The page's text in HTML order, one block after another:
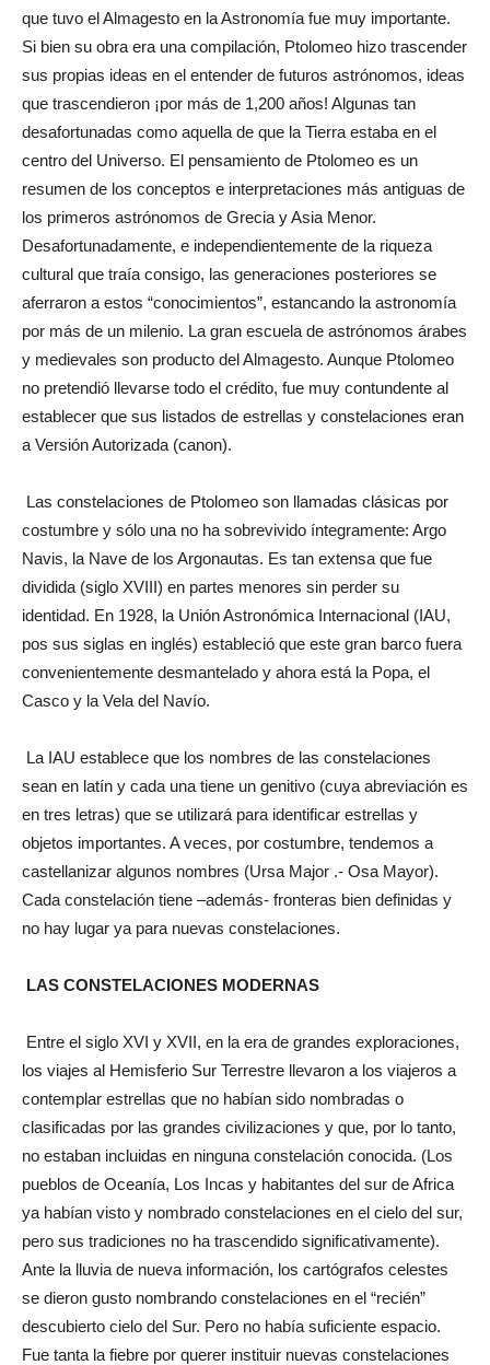
que tuvo el Almagesto en la Astronomía fue muy importante.
Si bien su obra era una compilación, Ptolomeo hizo trascender
sus propias ideas en el entender de futuros astrónomos, ideas
que trascendieron ¡por más de 1,200 años! Algunas tan
desafortunadas como aquella de que la Tierra estaba en el
centro del Universo. El pensamiento de Ptolomeo es un
resumen de los conceptos e interpretaciones más antiguas de
los primeros astrónomos de Grecia y Asia Menor.
Desafortunadamente, e independientemente de la riqueza
cultural que traía consigo, las generaciones posteriores se
aferraron a estos “conocimientos”, estancando la astronomía
por más de un milenio. La gran escuela de astrónomos árabes
y medievales son producto del Almagesto. Aunque Ptolomeo
no pretendió llevarse todo el crédito, fue muy contundente al
establecer que sus listados de estrellas y constelaciones eran
a Versión Autorizada (canon).
Las constelaciones de Ptolomeo son llamadas clásicas por
costumbre y sólo una no ha sobrevivido íntegramente: Argo
Navis, la Nave de los Argonautas. Es tan extensa que fue
dividida (siglo XVIII) en partes menores sin perder su
identidad. En 1928, la Unión Astronómica Internacional (IAU,
pos sus siglas en inglés) estableció que este gran barco fuera
convenientemente desmantelado y ahora está la Popa, el
Casco y la Vela del Navío.
La IAU establece que los nombres de las constelaciones
sean en latín y cada una tiene un genitivo (cuya abreviación es
en tres letras) que se utilizará para identificar estrellas y
objetos importantes. A veces, por costumbre, tendemos a
castellanizar algunos nombres (Ursa Major .- Osa Mayor).
Cada constelación tiene –además- fronteras bien definidas y
no hay lugar ya para nuevas constelaciones.
LAS CONSTELACIONES MODERNAS
Entre el siglo XVI y XVII, en la era de grandes exploraciones,
los viajes al Hemisferio Sur Terrestre llevaron a los viajeros a
contemplar estrellas que no habían sido nombradas o
clasificadas por las grandes civilizaciones y que, por lo tanto,
no estaban incluidas en ninguna constelación conocida. (Los
pueblos de Oceanía, Los Incas y habitantes del sur de Africa
ya habían visto y nombrado constelaciones en el cielo del sur,
pero sus tradiciones no ha trascendido significativamente).
Ante la lluvia de nueva información, los cartógrafos celestes
se dieron gusto nombrando constelaciones en el “recién”
descubierto cielo del Sur. Pero no había suficiente espacio.
Fue tanta la fiebre por querer instituir nuevas constelaciones